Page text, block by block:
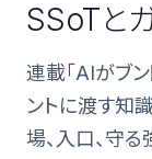
SSoTと
連載「AIがブ
ントに渡す知
場、入口、守